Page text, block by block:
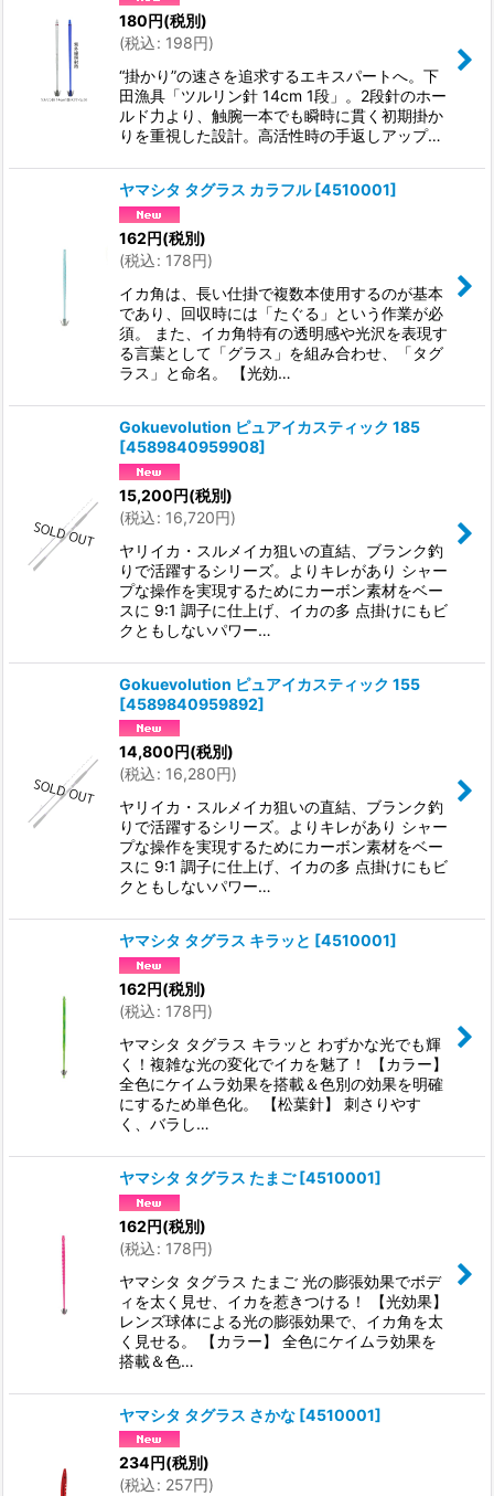
180円(税別)
(税込: 198円)
“掛かり”の速さを追求するエキスパートへ。下
田漁具「ツルリン針 14cm 1段」。2段針のホー
ルド力より、触腕一本でも瞬時に貫く初期掛か
りを重視した設計。高活性時の手返しアップ…
ヤマシタ タグラス カラフル [4510001]
162円(税別)
(税込: 178円)
イカ角は、長い仕掛で複数本使用するのが基本
であり、回収時には「たぐる」という作業が必
須。 また、イカ角特有の透明感や光沢を表現す
る言葉として「グラス」を組み合わせ、「タグ
ラス」と命名。 【光効…
Gokuevolution ピュアイカスティック 185
[4589840959908]
15,200円(税別)
(税込: 16,720円)
ヤリイカ・スルメイカ狙いの直結、ブランク釣
りで活躍するシリーズ。よりキレがあり シャー
プな操作を実現するためにカーボン素材をベー
スに 9:1 調子に仕上げ、イカの多 点掛けにもビ
クともしないパワー…
Gokuevolution ピュアイカスティック 155
[4589840959892]
14,800円(税別)
(税込: 16,280円)
ヤリイカ・スルメイカ狙いの直結、ブランク釣
りで活躍するシリーズ。よりキレがあり シャー
プな操作を実現するためにカーボン素材をベー
スに 9:1 調子に仕上げ、イカの多 点掛けにもビ
クともしないパワー…
ヤマシタ タグラス キラッと [4510001]
162円(税別)
(税込: 178円)
ヤマシタ タグラス キラッと わずかな光でも輝
く！複雑な光の変化でイカを魅了！ 【カラー】
全色にケイムラ効果を搭載＆色別の効果を明確
にするため単色化。 【松葉針】 刺さりやす
く、バラし…
ヤマシタ タグラス たまご [4510001]
162円(税別)
(税込: 178円)
ヤマシタ タグラス たまご 光の膨張効果でボデ
ィを太く見せ、イカを惹きつける！ 【光効果】
レンズ球体による光の膨張効果で、イカ角を太
く見せる。 【カラー】 全色にケイムラ効果を
搭載＆色…
ヤマシタ タグラス さかな [4510001]
234円(税別)
(税込: 257円)